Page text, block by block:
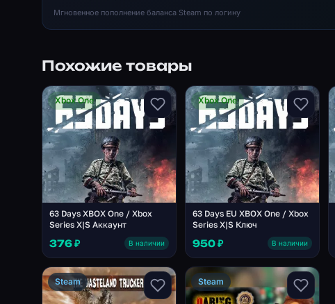
Мгновенное пополнение баланса Steam по логину
Похожие товары
Xbox One
63 Days XBOX One / Xbox
Series X|S Аккаунт
376 ₽ В наличии
Xbox One
63 Days EU XBOX One / Xbox
Series X|S Ключ
950 ₽ В наличии
Steam Steam